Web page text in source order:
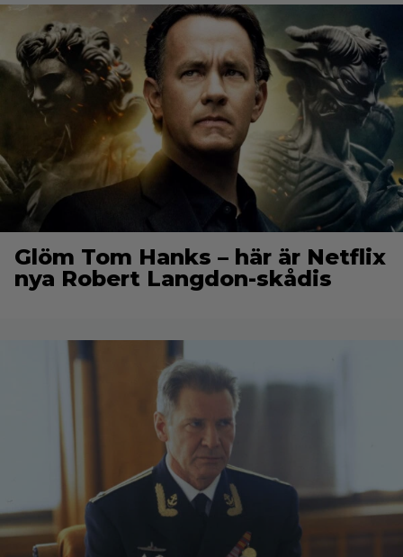
Glöm Tom Hanks – här är Netflix
nya Robert Langdon-skådis